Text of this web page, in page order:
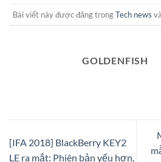
Bài viết này được đăng trongTech news
GOLDENFISH
[IFA 2018] BlackBerry KEY2
LE ra mắt: Phiên bản yếu hơn,